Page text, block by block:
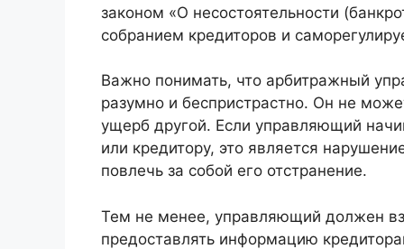
законом «О несостоятельности
собранием кредиторов и
Важно понимать, что арбитражный
разумно и беспристрастно. Он не
ущерб другой. Если управляющий
или кредитору, это является
повлечь за собой его отстранение.
Тем не менее, управляющий должен
предоставлять информацию